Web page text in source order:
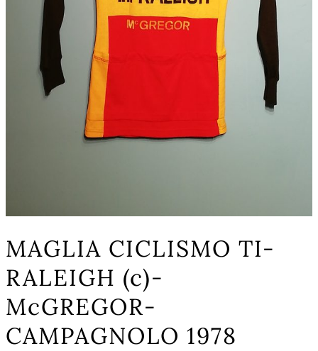
MAGLIA CICLISMO TI-
RALEIGH (c)-
McGREGOR-
CAMPAGNOLO 1978